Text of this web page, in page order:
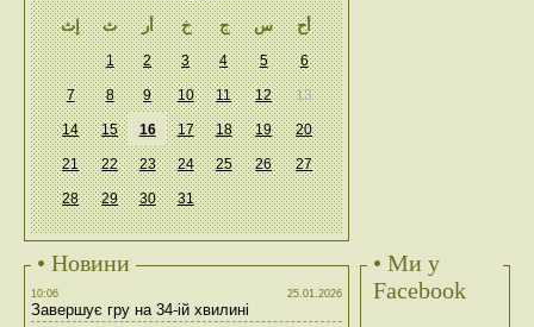
إث
ث أر خ ج س أح
1 2 3 4 5 6
7 8 9 10 11 12 13
14 15 16 17 18 19 20
21 22 23 24 25 26 27
28 29 30 31
• Новини
10:06 25.01.2026
Завершує гру на 34-ій хвилині
• Ми у
Facebook